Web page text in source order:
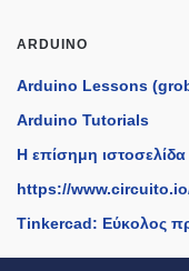
ARDUINO
Arduino Lessons
Arduino Tutorials
H επίσημη
https://
Tinkercad: Εύκολος